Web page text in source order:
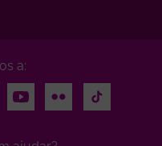
a:
YoutubeFlickr TikTok